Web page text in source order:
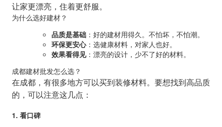
让家更漂亮，住着更舒服。
为什么选好建材？
品质是基础：好的建材用得久。不怕坏，不怕潮。
环保更安心：选健康材料，对家人也好。
效果看得见：漂亮的设计，少不了好的材料。
成都建材批发怎么选？
在成都，有很多地方可以买到装修材料。要想找到高品质
的，可以注意这几点：
1. 看口碑